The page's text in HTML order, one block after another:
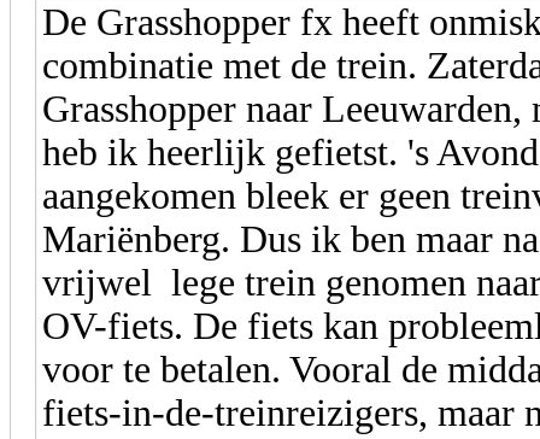
De Grasshopper fx heeft
combinatie met de trein.
Grasshopper naar
heb ik heerlijk gefietst. 's
aangekomen bleek er geen
Mariënberg. Dus ik ben maar
vrijwel lege trein genomen
OV-fiets. De fiets kan
voor te betalen. Vooral de
fiets-in-de-treinreizigers, maar